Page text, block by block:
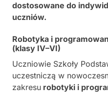
dostosowane do
uczniów.
Robotyka i
(klasy IV–VI)
Uczniowie Szkoły
uczestniczą w
zakresu robotyki i